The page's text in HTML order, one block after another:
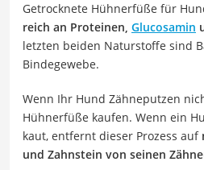
Getrocknete Hühnerfüße für
reich an Proteinen, Glucosamin
letzten beiden Naturstoffe sind
Bindegewebe.
Wenn Ihr Hund Zähneputzen
Hühnerfüße kaufen. Wenn ein
kaut, entfernt dieser Prozess auf
und Zahnstein von seinen